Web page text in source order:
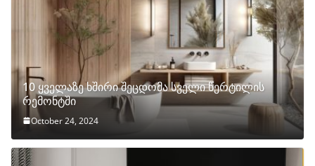
10 ყველაზე ხშირი შეცდომა სველი წერტილის
რემონტში
October 24, 2024